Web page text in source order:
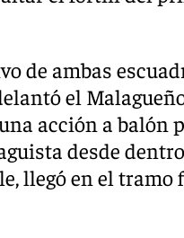
de ambas
el
acción a balón
desde
llegó en el tramo